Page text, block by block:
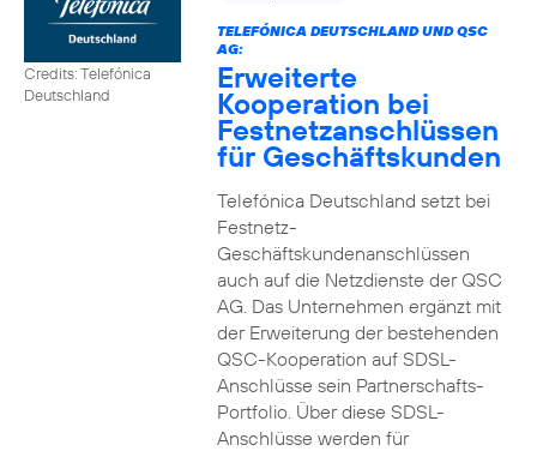
Credits: Telefónica
Deutschland
TELEFÓNICA DEUTSCHLAND UND QSC
AG:
Erweiterte
Kooperation bei
Festnetzanschlüssen
für Geschäftskunden
Telefónica Deutschland setzt bei
Festnetz-
Geschäftskundenanschlüssen
auch auf die Netzdienste der QSC
AG. Das Unternehmen ergänzt mit
der Erweiterung der bestehenden
QSC-Kooperation auf SDSL-
Anschlüsse sein Partnerschafts-
Portfolio. Über diese SDSL-
Anschlüsse werden für